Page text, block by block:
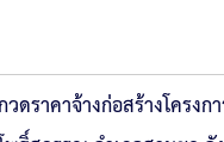
วดราคาจ้างก่อสร้างโค